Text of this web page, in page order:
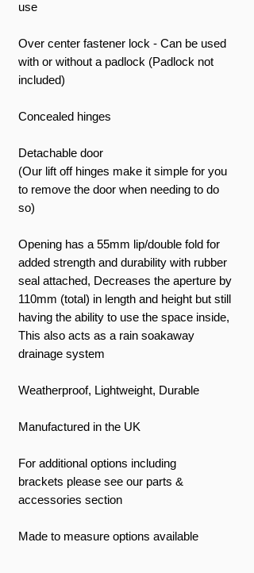
use
Over center fastener lock - Can be used
with or without a padlock (Padlock not
included)
Concealed hinges
Detachable door
(Our lift off hinges make it simple for you
to remove the door when needing to do
so)
Opening has a 55mm lip/double fold for
added strength and durability with rubber
seal attached, Decreases the aperture by
110mm (total) in length and height but still
having the ability to use the space inside,
This also acts as a rain soakaway
drainage system
Weatherproof, Lightweight, Durable
Manufactured in the UK
For additional options including
brackets please see our parts &
accessories section
Made to measure options available